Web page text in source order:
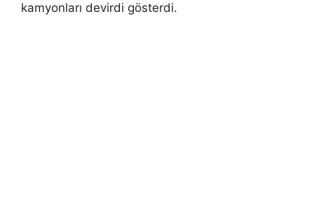
kamyonları devirdi gösterdi.